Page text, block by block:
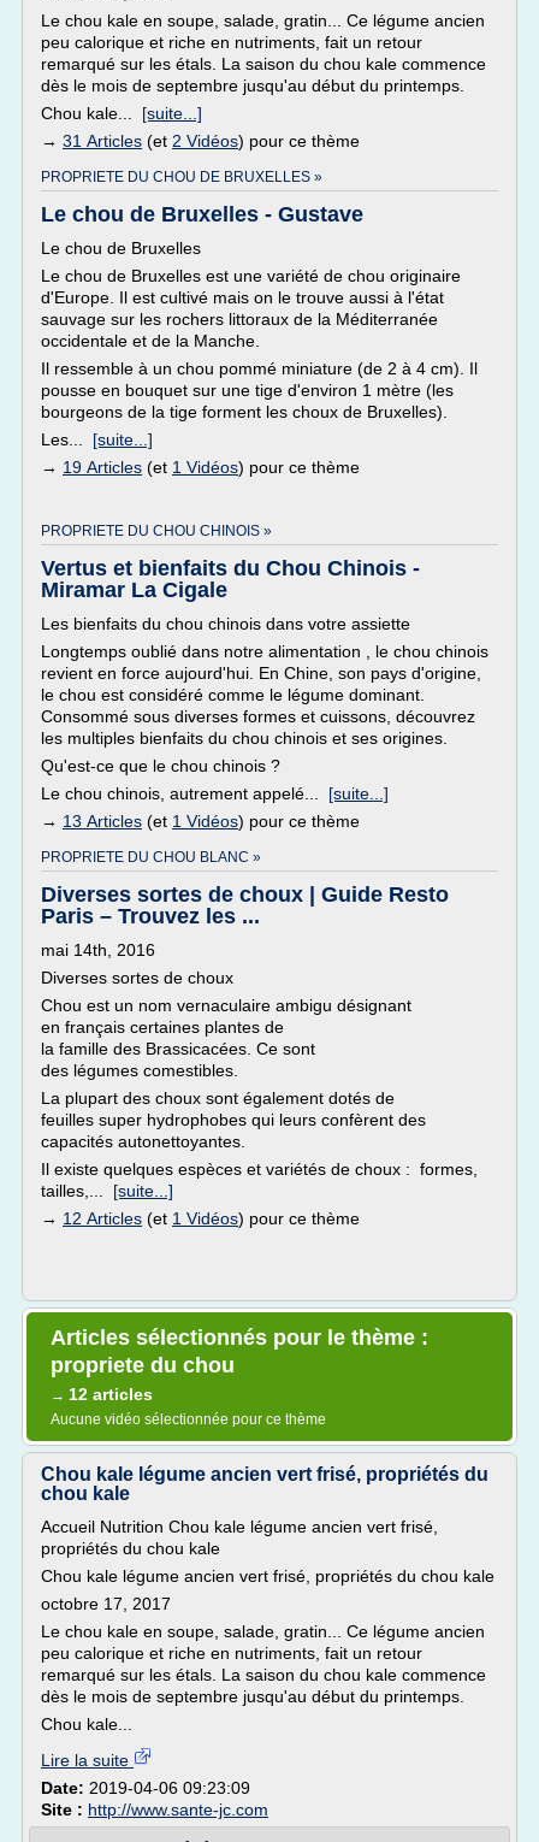
Le chou kale en soupe, salade, gratin... Ce légume ancien
peu calorique et riche en nutriments, fait un retour
remarqué sur les étals. La saison du chou kale commence
dès le mois de septembre jusqu'au début du printemps.
Chou kale... [suite...]
→ 31 Articles (et 2 Vidéos) pour ce thème
PROPRIETE DU CHOU DE BRUXELLES »
Le chou de Bruxelles - Gustave
Le chou de Bruxelles
Le chou de Bruxelles est une variété de chou originaire
d'Europe. Il est cultivé mais on le trouve aussi à l'état
sauvage sur les rochers littoraux de la Méditerranée
occidentale et de la Manche.
Il ressemble à un chou pommé miniature (de 2 à 4 cm). Il
pousse en bouquet sur une tige d'environ 1 mètre (les
bourgeons de la tige forment les choux de Bruxelles).
Les... [suite...]
→ 19 Articles (et 1 Vidéos) pour ce thème
PROPRIETE DU CHOU CHINOIS »
Vertus et bienfaits du Chou Chinois -
Miramar La Cigale
Les bienfaits du chou chinois dans votre assiette
Longtemps oublié dans notre alimentation , le chou chinois
revient en force aujourd'hui. En Chine, son pays d'origine,
le chou est considéré comme le légume dominant.
Consommé sous diverses formes et cuissons, découvrez
les multiples bienfaits du chou chinois et ses origines.
Qu'est-ce que le chou chinois ?
Le chou chinois, autrement appelé... [suite...]
→ 13 Articles (et 1 Vidéos) pour ce thème
PROPRIETE DU CHOU BLANC »
Diverses sortes de choux | Guide Resto
Paris – Trouvez les ...
mai 14th, 2016
Diverses sortes de choux
Chou est un nom vernaculaire ambigu désignant
en français certaines plantes de
la famille des Brassicacées. Ce sont
des légumes comestibles.
La plupart des choux sont également dotés de
feuilles super hydrophobes qui leurs confèrent des
capacités autonettoyantes.
Il existe quelques espèces et variétés de choux : formes,
tailles,... [suite...]
→ 12 Articles (et 1 Vidéos) pour ce thème
Articles sélectionnés pour le thème :
propriete du chou
→ 12 articles
Aucune vidéo sélectionnée pour ce thème
Chou kale légume ancien vert frisé, propriétés du
chou kale
Accueil Nutrition Chou kale légume ancien vert frisé,
propriétés du chou kale
Chou kale légume ancien vert frisé, propriétés du chou kale
octobre 17, 2017
Le chou kale en soupe, salade, gratin... Ce légume ancien
peu calorique et riche en nutriments, fait un retour
remarqué sur les étals. La saison du chou kale commence
dès le mois de septembre jusqu'au début du printemps.
Chou kale...
Lire la suite
Date: 2019-04-06 09:23:09
Site : http://www.sante-jc.com